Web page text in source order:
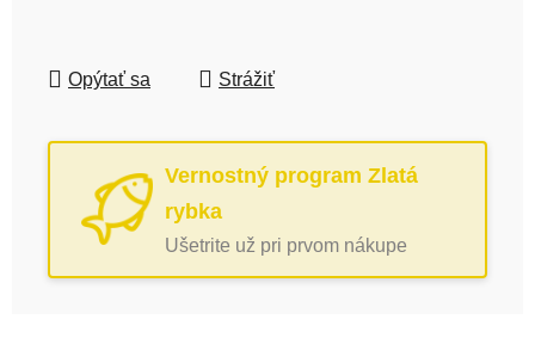
Opýtať sa Strážiť
Vernostný program Zlatá
rybka
Ušetrite už pri prvom nákupe